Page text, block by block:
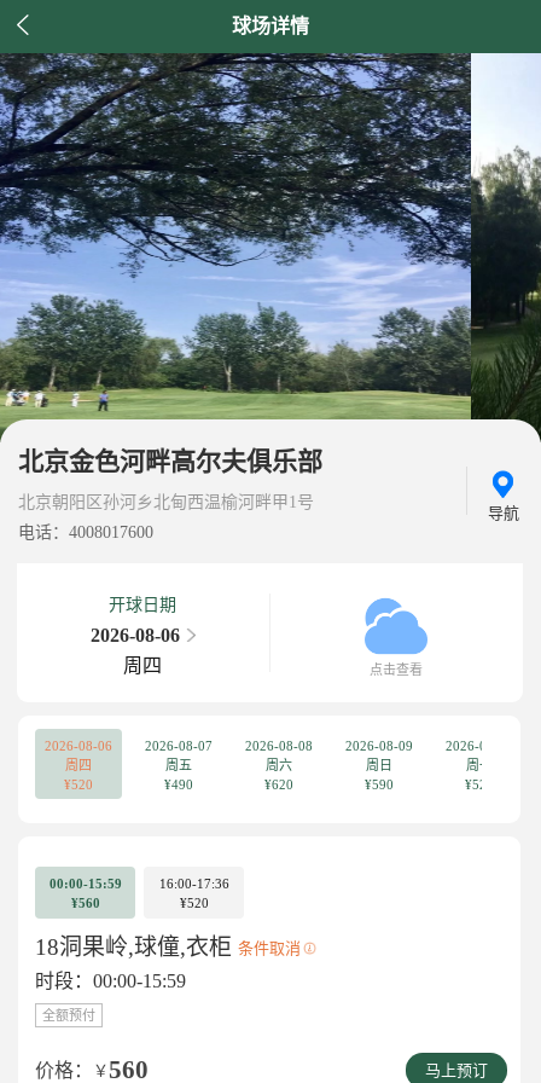
 球场详情
北京金色河畔高尔夫俱乐部
北京朝阳区孙河乡北甸西温榆河畔甲1号
电话：4008017600
导航
开球日期
2026-08-06
周四
点击查看
2026-08-06
周四
¥520
2026-08-07
周五
¥490
2026-08-08
周六
¥620
2026-08-09
周日
¥590
2026-08-10
周一
¥520
00:00-15:59
¥560
16:00-17:36
¥520
18洞果岭,球僮,衣柜 条件取消
时段：00:00-15:59
全额预付
价格： ￥ 560 马上预订